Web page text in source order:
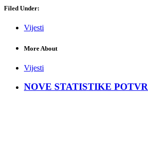
Filed Under:
Vijesti
More About
Vijesti
NOVE STATISTIKE